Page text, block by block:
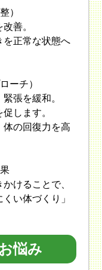
）
善。
を正常な状態へ
ーチ）
張を緩和。
します。
体の回復力を高
けることで、
い体づくり」
悩み